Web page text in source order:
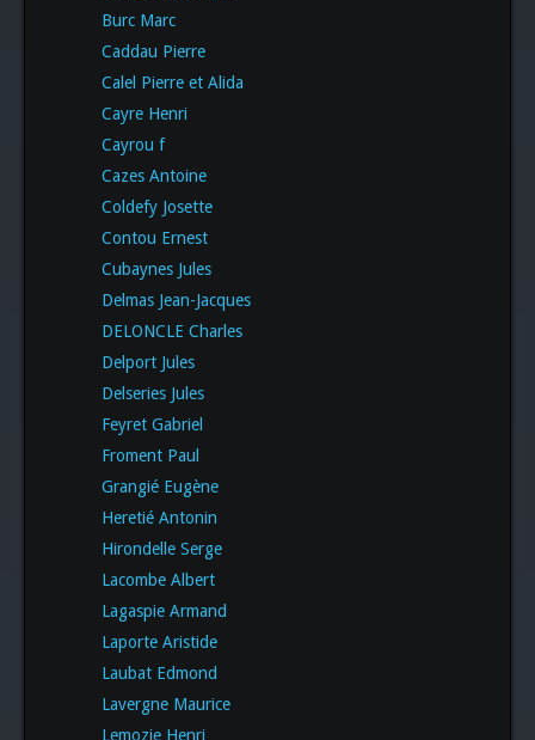
Burc Marc
Caddau Pierre
Calel Pierre et Alida
Cayre Henri
Cayrou f
Cazes Antoine
Coldefy Josette
Contou Ernest
Cubaynes Jules
Delmas Jean-Jacques
DELONCLE Charles
Delport Jules
Delseries Jules
Feyret Gabriel
Froment Paul
Grangié Eugène
Heretié Antonin
Hirondelle Serge
Lacombe Albert
Lagaspie Armand
Laporte Aristide
Laubat Edmond
Lavergne Maurice
Lemozie Henri